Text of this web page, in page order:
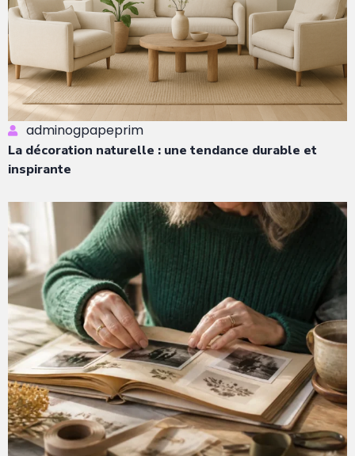
adminogpapeprim
La décoration naturelle : une tendance durable et
inspirante